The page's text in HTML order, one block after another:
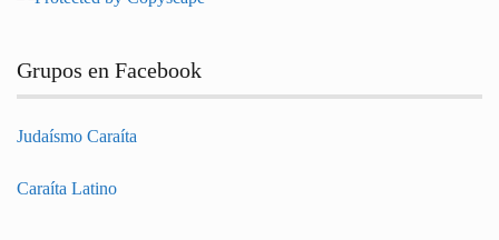
Grupos en Facebook
Judaísmo Caraíta
Caraíta Latino